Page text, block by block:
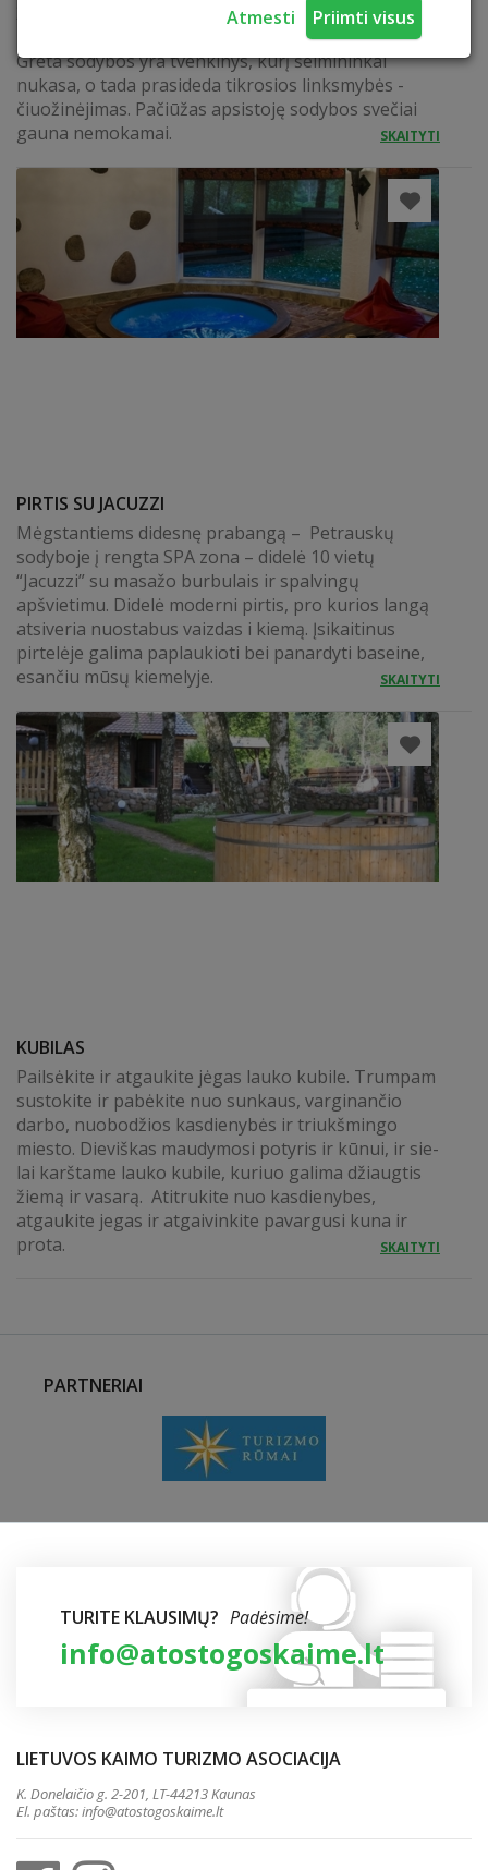
Atmesti Priimti visus
Žiemos metu apsistoję sodyboje "Bagrėnžaris"
nemokamai galėsite mėgautis žiemos pramogomis.
Greta sodybos yra tvenkinys, kurį šeimininkai
nukasa, o tada prasideda tikrosios linksmybės -
čiuožinėjimas. Pačiūžas apsistoję sodybos svečiai
gauna nemokamai.
SKAITYTI
PIRTIS SU JACUZZI
Mėgstantiems didesnę prabangą – Petrauskų
sodyboje į rengta SPA zona – didelė 10 vietų
“Jacuzzi” su masažo burbulais ir spalvingų
apšvietimu. Didelė moderni pirtis, pro kurios langą
atsiveria nuostabus vaizdas i kiemą. Įsikaitinus
pirtelėje galima paplaukioti bei panardyti baseine,
esančiu mūsų kiemelyje.
SKAITYTI
KUBILAS
Pailsėkite ir atgaukite jėgas lauko kubile. Trumpam
sustokite ir pabėkite nuo sunkaus, varginančio
darbo, nuobodžios kasdienybės ir triukšmingo
miesto. Dieviškas mau­dy­mo­si po­ty­ris ir kū­nui, ir sie­
lai karštame lauko ku­bi­le, ku­riuo ga­li­ma džiaug­tis
žie­mą ir va­sa­rą. Atitrukite nuo kasdienybes,
atgaukite jegas ir atgaivinkite pavargusi kuna ir
prota.
SKAITYTI
PARTNERIAI
TURITE KLAUSIMŲ? Padėsime!
info@atostogoskaime.lt
LIETUVOS KAIMO TURIZMO ASOCIACIJA
K. Donelaičio g. 2-201, LT-44213 Kaunas
El. paštas:info@atostogoskaime.lt